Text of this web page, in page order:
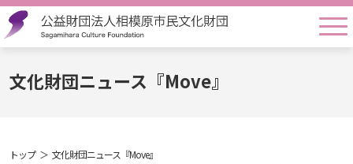
文化財団ニュース『Move』
トップ
文化財団ニュース『Move』